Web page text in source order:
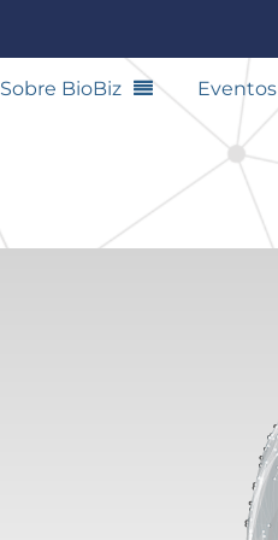
Sobre BioBiz Eventos